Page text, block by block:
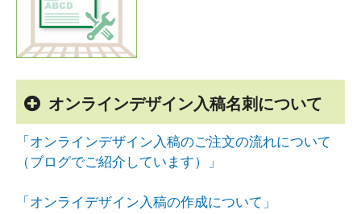
オンラインデザイン入稿名刺について
「オンラインデザイン入稿のご注文の流れについて
（ブログでご紹介しています）」
「オンライデザイン入稿の作成について」